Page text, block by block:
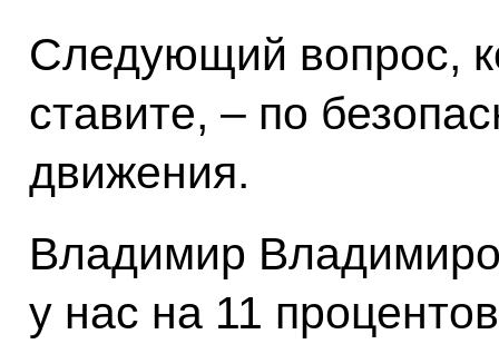
Следующий вопрос,
ставите, – по
движения.
Владимир
у нас на 11